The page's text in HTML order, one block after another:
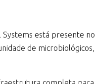
está presente
de